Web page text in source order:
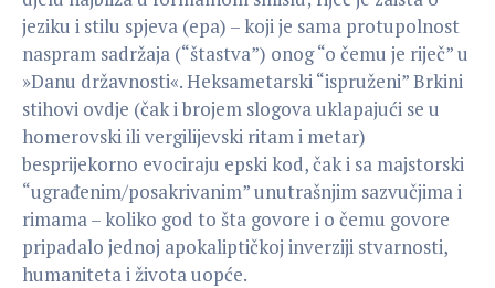
jeziku i stilu spjeva (epa) – koji je sama protupolnost
naspram sadržaja (“štastva”) onog “o čemu je riječ” u
»Danu državnosti«. Heksametarski “ispruženi” Brkini
stihovi ovdje (čak i brojem slogova uklapajući se u
homerovski ili vergilijevski ritam i metar)
besprijekorno evociraju epski kod, čak i sa majstorski
“ugrađenim/posakrivanim” unutrašnjim sazvučjima i
rimama – koliko god to šta govore i o čemu govore
pripadalo jednoj apokaliptičkoj inverziji stvarnosti,
humaniteta i života uopće.